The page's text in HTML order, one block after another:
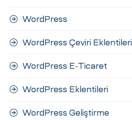
WordPress
WordPress Çeviri Eklentileri
WordPress E-Ticaret
WordPress Eklentileri
WordPress Geliştirme